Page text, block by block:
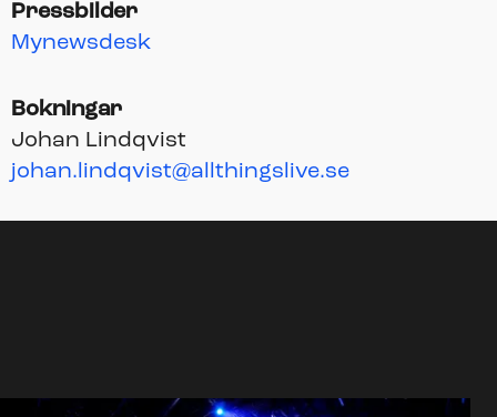
Pressbilder
Mynewsdesk
Bokningar
Johan Lindqvist
johan.lindqvist@allthingslive.se